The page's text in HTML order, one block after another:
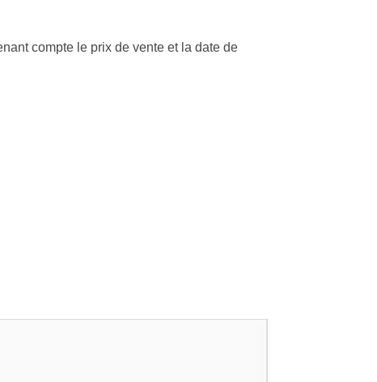
compte le prix de vente et la date de